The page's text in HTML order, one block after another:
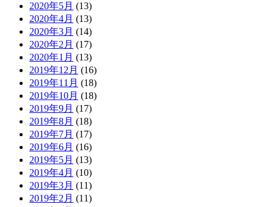
2020年5月 (13)
2020年4月 (13)
2020年3月 (14)
2020年2月 (17)
2020年1月 (13)
2019年12月 (16)
2019年11月 (18)
2019年10月 (18)
2019年9月 (17)
2019年8月 (18)
2019年7月 (17)
2019年6月 (16)
2019年5月 (13)
2019年4月 (10)
2019年3月 (11)
2019年2月 (11)